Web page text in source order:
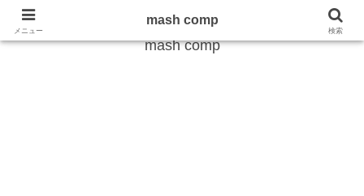
mash comp
メニュー
mash comp
検索